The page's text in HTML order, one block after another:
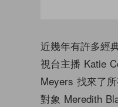
近幾年有許多經
視台主播 Katie
Meyers 找來了
對象 Meredith